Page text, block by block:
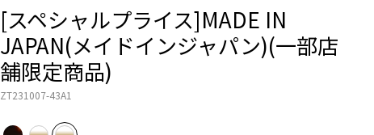
[スペシャルプライス]MADE IN
JAPAN(メイドインジャパン)(一部店
舗限定商品)
ZT231007-43A1